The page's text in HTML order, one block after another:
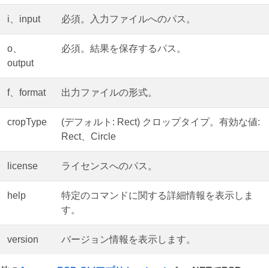
i、input 必須。入力ファイルへのパス。
o、
output
必須。結果を保存するパス。
f、format 出力ファイルの形式。
cropType
(デフォルト: Rect) クロップタイプ。有効な値:
Rect、Circle
license ライセンスへのパス。
help
特定のコマンドに関する詳細情報を表示しま
す。
version バージョン情報を表示します。